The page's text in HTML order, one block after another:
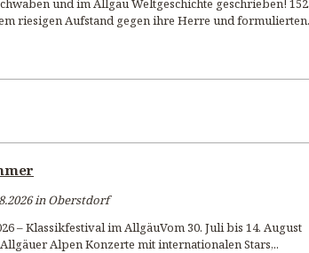
und im Allgäu Weltgeschichte geschrieben!
riesigen Aufstand gegen ihre Herre und
in Oberstdorf
– Klassikfestival im AllgäuVom 30. Juli bis 14. August
Alpen Konzerte mit internationalen Stars,..